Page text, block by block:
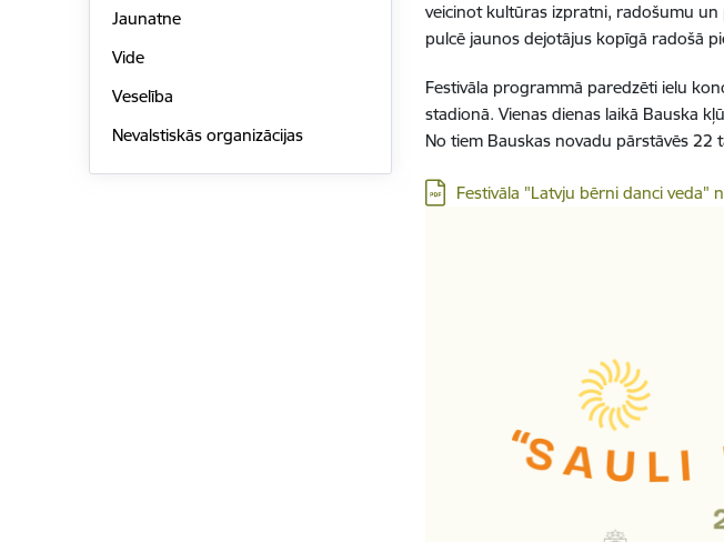
Jaunatne
Vide
Veselība
Nevalstiskās organizācijas
veicinot kultūras izpratni, radošumu un
pulcē jaunos dejotājus kopīgā radošā
Festivāla programmā paredzēti ielu
stadionā. Vienas dienas laikā Bauska
No tiem Bauskas novadu pārstāvēs
Lejupielādēt:
Festivāla "Latvju bērni danci veda"